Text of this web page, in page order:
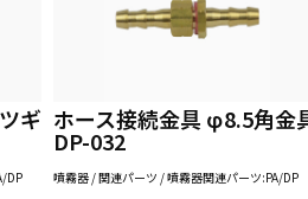
ギ
DP
ホース接続金具 φ8.5角金
DP-032
噴霧器 / 関連パーツ / 噴霧器関連パーツ:PA/DP